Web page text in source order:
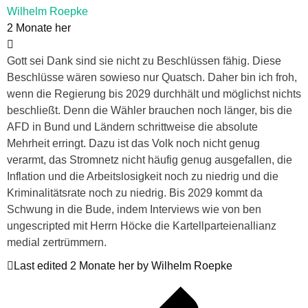
Wilhelm Roepke
2 Monate her
Gott sei Dank sind sie nicht zu Beschlüssen fähig. Diese
Beschlüsse wären sowieso nur Quatsch. Daher bin ich froh,
wenn die Regierung bis 2029 durchhält und möglichst nichts
beschließt. Denn die Wähler brauchen noch länger, bis die
AFD in Bund und Ländern schrittweise die absolute
Mehrheit erringt. Dazu ist das Volk noch nicht genug
verarmt, das Stromnetz nicht häufig genug ausgefallen, die
Inflation und die Arbeitslosigkeit noch zu niedrig und die
Kriminalitätsrate noch zu niedrig. Bis 2029 kommt da
Schwung in die Bude, indem Interviews wie von ben
ungescripted mit Herrn Höcke die Kartellparteienallianz
medial zertrümmern.
Last edited 2 Monate her by Wilhelm Roepke